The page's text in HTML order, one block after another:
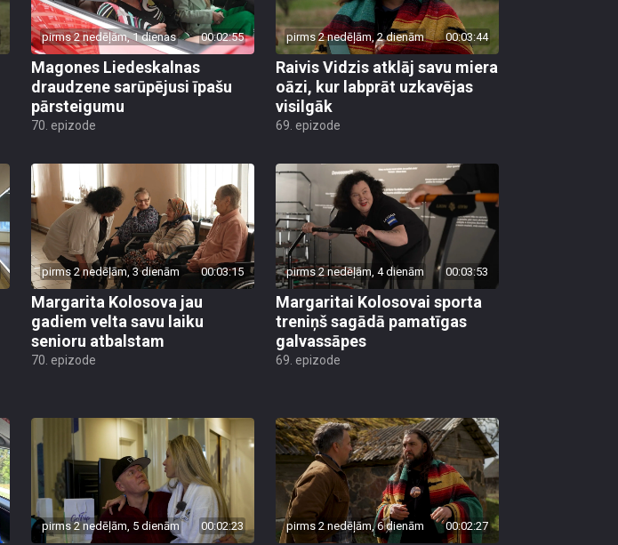
pirms 2 nedēļām, 1 dienas 00:02:55
Magones Liedeskalnas
draudzene sarūpējusi īpašu
pārsteigumu
70. epizode
pirms 2 nedēļām, 2 dienām 00:03:44
Raivis Vidzis atklāj savu miera
oāzi, kur labprāt uzkavējas
visilgāk
69. epizode
pirms 2 nedēļām, 3 dienām 00:03:15
Margarita Kolosova jau
gadiem velta savu laiku
senioru atbalstam
70. epizode
pirms 2 nedēļām, 4 dienām 00:03:53
Margaritai Kolosovai sporta
treniņš sagādā pamatīgas
galvassāpes
69. epizode
pirms 2 nedēļām, 5 dienām 00:02:23 pirms 2 nedēļām, 6 dienām 00:02:27